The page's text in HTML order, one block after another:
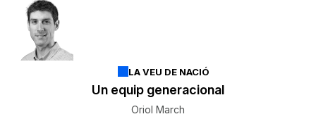
LA VEU DE NACIÓ
Un equip generacional
Oriol March